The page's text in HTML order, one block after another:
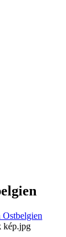
Ostbelgien